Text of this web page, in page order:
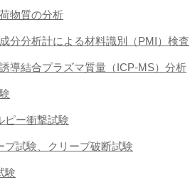
物質の分析
分分析計による材料識別（PMI）検査
導結合プラズマ質量（ICP-MS）分析
ピー衝撃試験
プ試験、クリープ破断試験
験